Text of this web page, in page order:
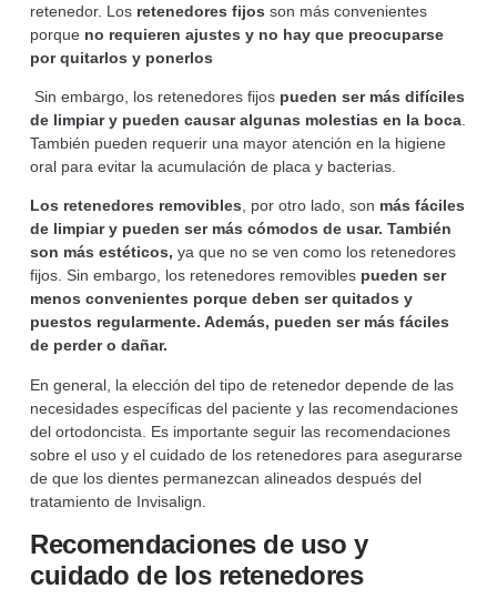
retenedor. Los retenedores fijosson más convenientes
porque no requieren ajustes y no hay que preocuparse
por quitarlos y ponerlos
Sin embargo, los retenedores fijos pueden ser más difíciles
de limpiar y pueden causar algunas molestias en la boca
También pueden requerir una mayor atención en la higiene
oral para evitar la acumulación de placa y bacterias.
Los retenedores removibles, por otro lado, son más fáciles
de limpiar y pueden ser más cómodos de usar. También
son más estéticos, ya que no se ven como los retenedores
fijos. Sin embargo, los retenedores removibles pueden ser
menos convenientes porque deben ser quitados y
puestos regularmente. Además, pueden ser más fáciles
de perder o dañar.
En general, la elección del tipo de retenedor depende de las
necesidades específicas del paciente y las recomendaciones
del ortodoncista. Es importante seguir las recomendaciones
sobre el uso y el cuidado de los retenedores para asegurarse
de que los dientes permanezcan alineados después del
tratamiento de Invisalign.
Recomendaciones de uso y
cuidado de los retenedores